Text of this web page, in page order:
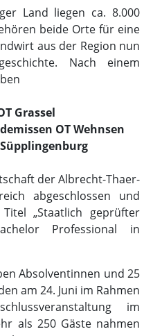
Grassel
OT Wehnsen
der Albrecht-Thaer-
„Staatlich geprüfter
Professional in
Absolventinnen und 25
am 24. Juni im Rahmen
im
als 250 Gäste nahmen
gilt als eine der
Qualifikationen im
Das sogenannte
einer Meisterausbildung